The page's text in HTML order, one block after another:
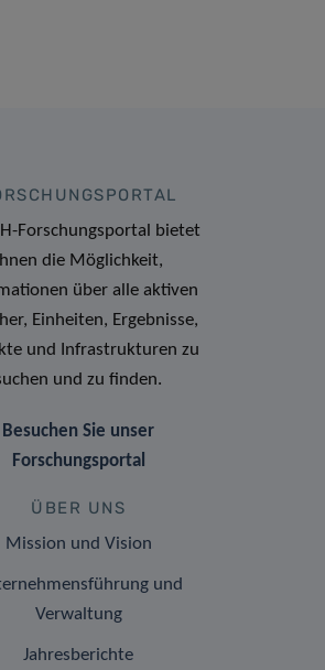
Forschungsportal bietet
Ihnen die Möglichkeit,
über alle aktiven
Einheiten, Ergebnisse,
und Infrastrukturen zu
und zu finden.
Besuchen Sie unser
Forschungsportal
ÜBER UNS
Mission und Vision
und
Verwaltung
Jahresberichte